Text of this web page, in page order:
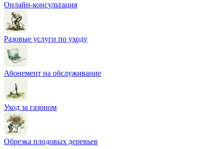
Онлайн-консультация
Разовые услуги по уходу
Абонемент на обслуживание
Уход за газоном
Обрезка плодовых деревьев